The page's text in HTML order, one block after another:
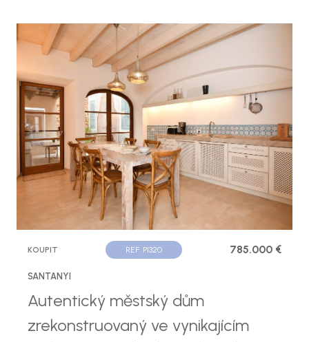
KOUPIT REF. P1320 785.000 €
SANTANYI
Autentický městský dům
zrekonstruovaný ve vynikajícím